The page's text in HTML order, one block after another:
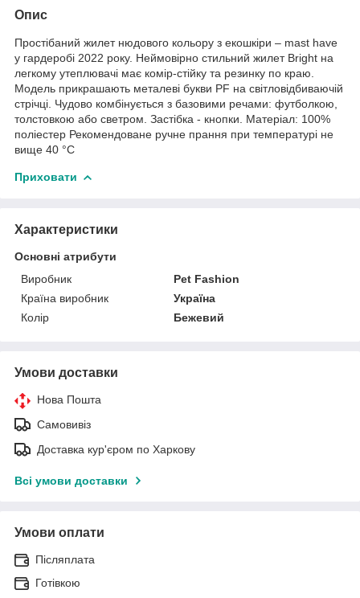
Опис
Простібаний жилет нюдового кольору з екошкіри – mast have
у гардеробі 2022 року. Неймовірно стильний жилет Bright на
легкому утеплювачі має комір-стійку та резинку по краю.
Модель прикрашають металеві букви PF на світловідбиваючій
стрічці. Чудово комбінується з базовими речами: футболкою,
толстовкою або светром. Застібка - кнопки. Матеріал: 100%
поліестер Рекомендоване ручне прання при температурі не
вище 40 °C
Приховати
Характеристики
Основні атрибути
Виробник
Pet Fashion
Країна виробник
Україна
Колір
Бежевий
Умови доставки
Нова Пошта
Самовивіз
Доставка кур'єром по Харкову
Всі умови доставки
Умови оплати
Післяплата
Готівкою